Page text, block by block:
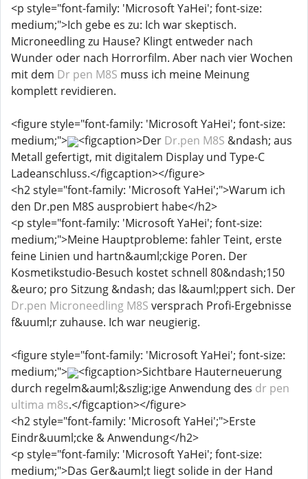
<p style="font-family: 'Microsoft YaHei'; font-size:
medium;">Ich gebe es zu: Ich war skeptisch.
Microneedling zu Hause? Klingt entweder nach
Wunder oder nach Horrorfilm. Aber nach vier Wochen
mit dem Dr pen M8S muss ich meine Meinung
komplett revidieren.
<figure style="font-family: 'Microsoft YaHei'; font-size:
medium;">
<figcaption>Der Dr.pen M8S &ndash; aus
Metall gefertigt, mit digitalem Display und Type-C
Ladeanschluss.</figcaption></figure>
<h2 style="font-family: 'Microsoft YaHei';">Warum ich
den Dr.pen M8S ausprobiert habe</h2>
<p style="font-family: 'Microsoft YaHei'; font-size:
medium;">Meine Hauptprobleme: fahler Teint, erste
feine Linien und hartn&auml;ckige Poren. Der
Kosmetikstudio-Besuch kostet schnell 80&ndash;150
&euro; pro Sitzung &ndash; das l&auml;ppert sich. Der
Dr.pen Microneedling M8S versprach Profi-Ergebnisse
f&uuml;r zuhause. Ich war neugierig.
<figure style="font-family: 'Microsoft YaHei'; font-size:
medium;">
<figcaption>Sichtbare Hauterneuerung
durch regelm&auml;&szlig;ige Anwendung des dr pen
ultima m8s.</figcaption></figure>
<h2 style="font-family: 'Microsoft YaHei';">Erste
Eindr&uuml;cke & Anwendung</h2>
<p style="font-family: 'Microsoft YaHei'; font-size:
medium;">Das Ger&auml;t liegt solide in der Hand